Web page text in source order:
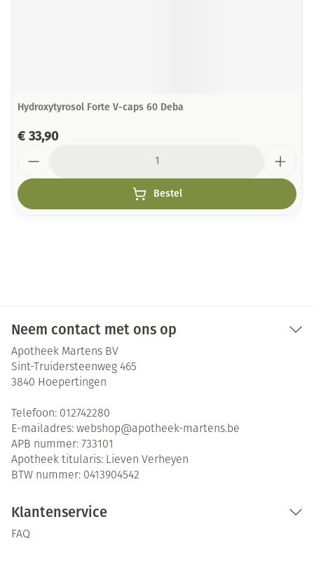
Hydroxytyrosol Forte V-caps 60 Deba
€ 33,90
Bestel
Neem contact met ons op
Apotheek Martens BV
Sint-Truidersteenweg 465
3840 Hoepertingen
Telefoon: 012742280
E-mailadres: webshop@apotheek-martens.be
APB nummer: 733101
Apotheek titularis: Lieven Verheyen
BTW nummer: 0413904542
Klantenservice
FAQ